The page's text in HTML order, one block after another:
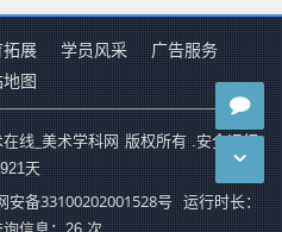
计图例
认可了第一阶段提出的某个方
查与完善优化之上。此时，
成，如图像、字体编排、色彩
初见端倪。通常在这一阶
模型或虚拟成品（有时简称为
展 学员风采
广告服务
图
线_美术学科网 版权所有 .安全运行
天
安备33100202001528号
运行时长：